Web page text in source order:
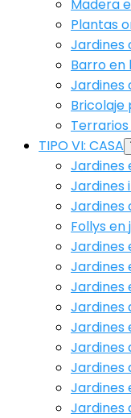
Madera
Plantas
Jardines
Barro en
Jardines
Bricolaje
TIPO VI: CASA
Jardines
Jardines
Jardines
Follys en
Jardines
Jardines
Jardines
Jardines
Jardines
Jardines
Jardines
Jardines
Jardines